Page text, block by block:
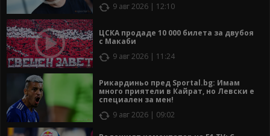
9 авг 2026 | 12:10
ЦСКА продаде 10 000 билета за двубоя
с Макаби
9 авг 2026 | 11:24
Рикардиньо пред Sportal.bg: Имам
много приятели в Кайрат, но Левски е
специален за мен!
9 авг 2026 | 09:02